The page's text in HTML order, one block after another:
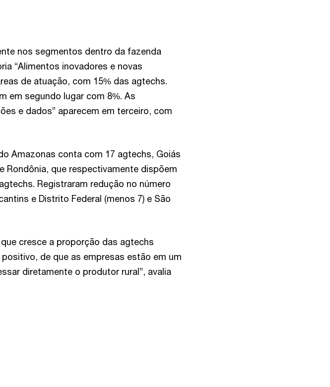
nos segmentos dentro da fazenda
“Alimentos inovadores e novas
de atuação, com 15% das agtechs.
em segundo lugar com 8%. As
e dados” aparecem em terceiro, com
Amazonas conta com 17 agtechs, Goiás
Rondônia, que respectivamente dispõem
Registraram redução no número
e Distrito Federal (menos 7) e São
cresce a proporção das agtechs
de que as empresas estão em um
diretamente o produtor rural”, avalia